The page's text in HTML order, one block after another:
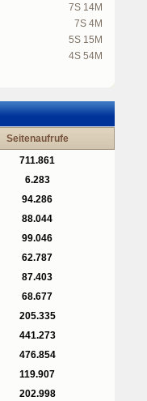
7S 14M
7S 4M
5S 15M
4S 54M
Seitenaufrufe
711.861
6.283
94.286
88.044
99.046
62.787
87.403
68.677
205.335
441.273
476.854
119.907
202.998